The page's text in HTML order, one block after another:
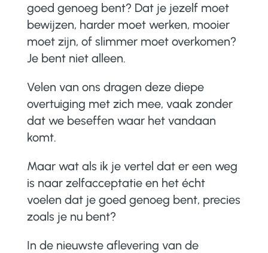
goed genoeg bent? Dat je jezelf moet
bewijzen, harder moet werken, mooier
moet zijn, of slimmer moet overkomen?
Je bent niet alleen.
Velen van ons dragen deze diepe
overtuiging met zich mee, vaak zonder
dat we beseffen waar het vandaan
komt.
Maar wat als ik je vertel dat er een weg
is naar zelfacceptatie en het écht
voelen dat je goed genoeg bent, precies
zoals je nu bent?
In de nieuwste aflevering van de